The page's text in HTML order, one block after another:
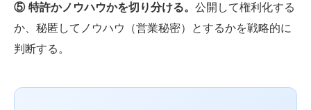
⑤ 特許かノウハウかを切り分ける。 公開して権利化する
か、秘匿してノウハウ（営業秘密）とするかを戦略的に
判断する。